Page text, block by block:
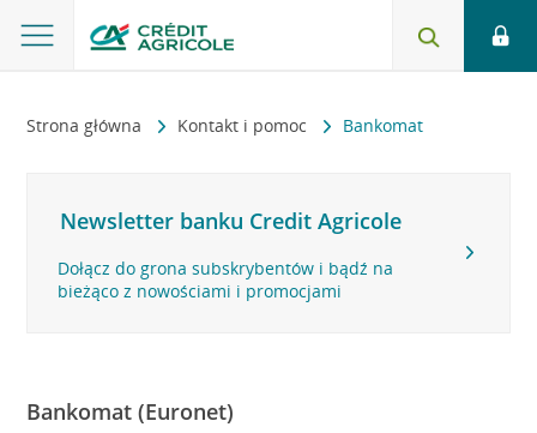
Strona główna Kontakt i pomoc Bankomat
Newsletter banku Credit Agricole
Dołącz do grona subskrybentów i bądź na
bieżąco z nowościami i promocjami
Bankomat (Euronet)